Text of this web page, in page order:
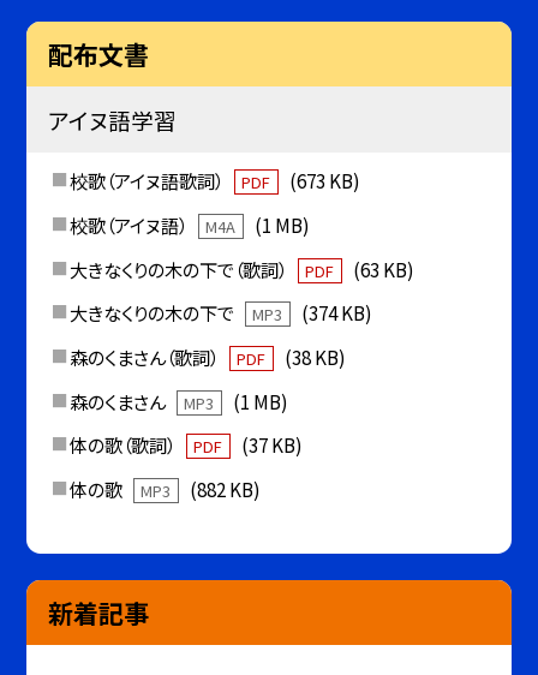
配布文書
アイヌ語学習
校歌（アイヌ語歌詞） PDF
(673 KB)
校歌（アイヌ語）
M4A
(1 MB)
大きなくりの木の下で（歌詞）
PDF
(63 KB)
大きなくりの木の下で
MP3
(374 KB)
森のくまさん（歌詞）
PDF
(38 KB)
森のくまさん
MP3
(1 MB)
体の歌（歌詞）
PDF
(37 KB)
体の歌
MP3 (882 KB)
新着記事